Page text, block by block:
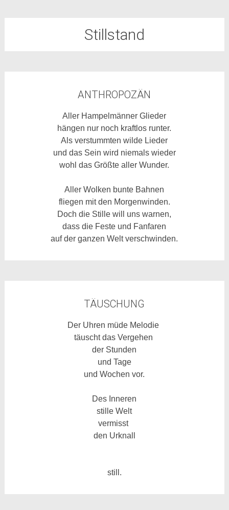
Stillstand
ANTHROPOZÄN
Aller Hampelmänner Glieder
hängen nur noch kraftlos runter.
Als verstummten wilde Lieder
und das Sein wird niemals wieder
wohl das Größte aller Wunder.
Aller Wolken bunte Bahnen
fliegen mit den Morgenwinden.
Doch die Stille will uns warnen,
dass die Feste und Fanfaren
auf der ganzen Welt verschwinden.
TÄUSCHUNG
Der Uhren müde Melodie
täuscht das Vergehen
der Stunden
und Tage
und Wochen vor.
Des Inneren
stille Welt
vermisst
den Urknall
still.